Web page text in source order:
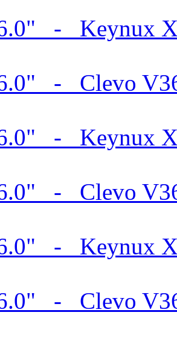
- Keynux
- Clevo
- Keynux
- Clevo
- Keynux
- Clevo